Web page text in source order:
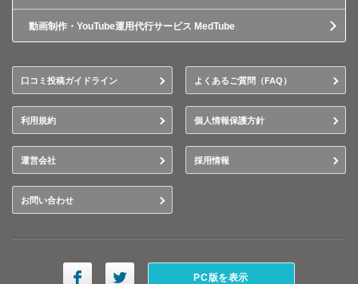
動画制作・YouTube運用代行サービス MedTube
口コミ投稿ガイドライン よくあるご質問（FAQ）
利用規約 個人情報保護方針
運営会社 採用情報
お問い合わせ
PC版を表示